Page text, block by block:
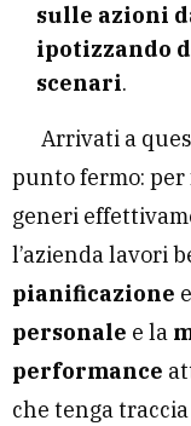
sulle azioni
ipotizzando
scenari.
Arrivati a
punto fermo:
generi
l’azienda lavori
pianificazione
personale e la
performance
che tenga